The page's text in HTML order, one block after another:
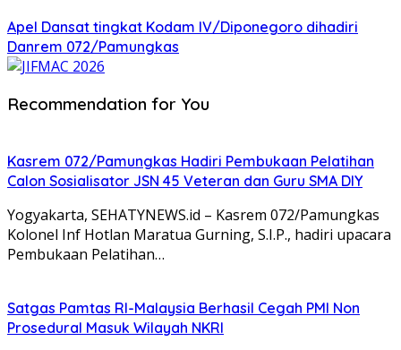
Apel Dansat tingkat Kodam lV/Diponegoro dihadiri
Danrem 072/Pamungkas
Recommendation for You
Kasrem 072/Pamungkas Hadiri Pembukaan Pelatihan
Calon Sosialisator JSN 45 Veteran dan Guru SMA DIY
Yogyakarta, SEHATYNEWS.id – Kasrem 072/Pamungkas
Kolonel Inf Hotlan Maratua Gurning, S.I.P., hadiri upacara
Pembukaan Pelatihan…
Satgas Pamtas RI-Malaysia Berhasil Cegah PMI Non
Prosedural Masuk Wilayah NKRI